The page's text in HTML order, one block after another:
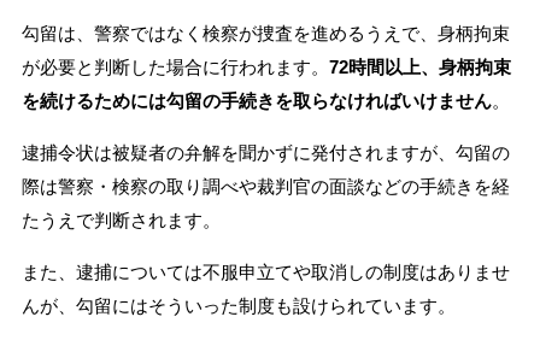
勾留は、警察ではなく検察が捜査を進めるうえで、身柄拘束
が必要と判断した場合に行われます。 72時間以上、身柄拘束
を続けるためには勾留の手続きを取らなければいけません。
逮捕令状は被疑者の弁解を聞かずに発付されますが、勾留の
際は警察・検察の取り調べや裁判官の面談などの手続きを経
たうえで判断されます。
また、逮捕については不服申立てや取消しの制度はありませ
んが、勾留にはそういった制度も設けられています。